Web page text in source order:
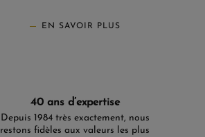
EN SAVOIR PLUS
40 ans d’expertise
Depuis 1984 très exactement, nous
restons fidèles aux valeurs les plus